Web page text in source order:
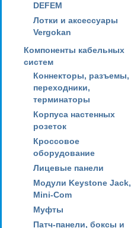
DEFEM
Лотки и аксессуары
Vergokan
Компоненты кабельных
систем
Коннекторы, разъемы,
переходники,
терминаторы
Корпуса настенных
розеток
Кроссовое
оборудование
Лицевые панели
Модули Keystone Jack,
Mini-Com
Муфты
Патч-панели, боксы и